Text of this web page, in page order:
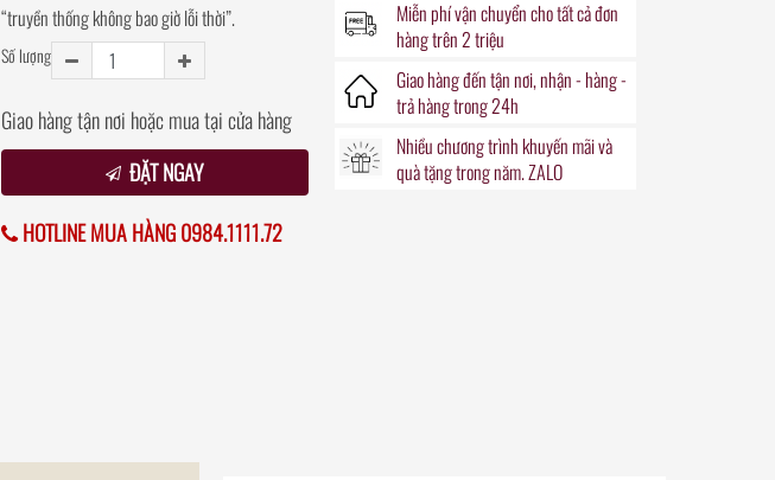
“truyền thống không bao giờ lỗi thời”.
Số lượng
Giao hàng tận nơi hoặc mua tại cửa hàng
ĐẶT NGAY
Miễn phí vận chuyểncho tất cả đơn
hàng trên 2 triệu
Giao hàng đếntận nơi, nhận - hàng -
trả hàng trong24h
Nhiều chương trình khuyến mãivà
quà tặngtrong năm. ZALO
HOTLINE MUA HÀNG 0984.1111.72